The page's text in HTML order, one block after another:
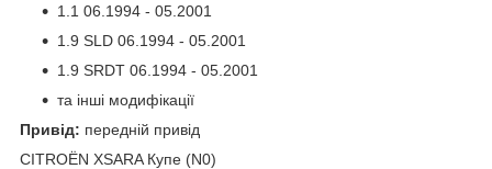
1.1 06.1994 - 05.2001
1.9 SLD 06.1994 - 05.2001
1.9 SRDT 06.1994 - 05.2001
та інші модифікації
Привід: передній привід
CITROËN XSARA Купе (N0)